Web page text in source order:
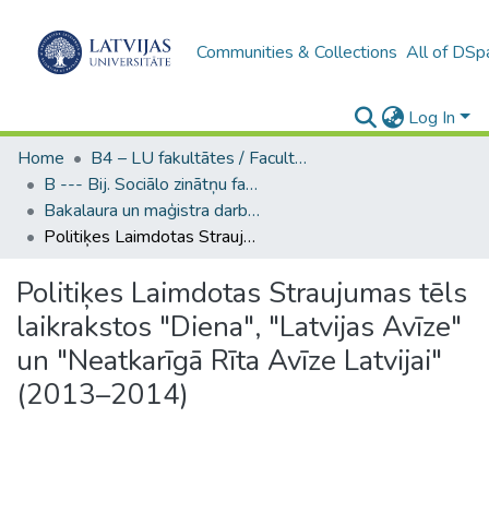
Communities & Collections All of
Log In
Home
B4 – LU fakultātes / Faculties of the UL
B --- Bij. Sociālo zinātņu fakultātes noslēguma darbi / Faculty of Social Sciences - Graduate works
Bakalaura un maģistra darbi (SZF) / Bachelor's and Master's theses
Politiķes Laimdotas Straujumas tēls laikrakstos "Diena", "Latvijas Avīze" un "Neatkarīgā Rīta Avīze Latvijai" (2013–2014)
Politiķes Laimdotas Straujumas tēls
laikrakstos "Diena", "Latvijas Avīze"
un "Neatkarīgā Rīta Avīze Latvijai"
(2013–2014)